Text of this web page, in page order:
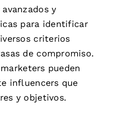
y
para identificar
criterios
de compromiso.
pueden
influencers que
y objetivos.